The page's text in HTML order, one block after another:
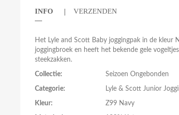
INFO VERZENDEN
Het Lyle and Scott Baby joggingpak in de kleur
joggingbroek en heeft het bekende gele
steekzakken.
Collectie: Seizoen Ongebonden
Categorie: Lyle & Scott Junior
Kleur: Z99 Navy